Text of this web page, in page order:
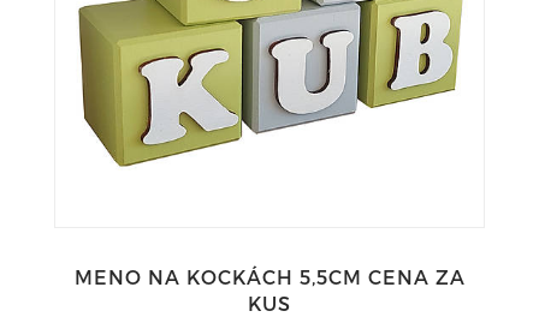
MENO NA KOCKÁCH 5,5CM CENA ZA
KUS